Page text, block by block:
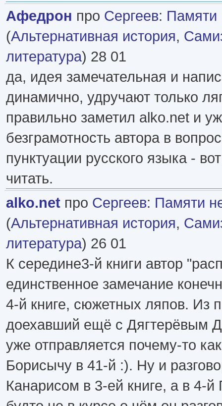
Афедрон про Сергеев: Памяти
(Альтернативная история,
литература) 28 01
да, идея замечательная и
динамично, удручают только
правильно заметил alko.net и
безграмотность автора в
пунктуации русского языка -
читать.
alko.net про Сергеев: Памяти
(Альтернативная история,
литература) 26 01
К середине3-й книги автор
единственное замечание
4-й книге, сюжетных ляпов. Из
доехавший ещё с Дягтерёвым
уже отправляется почему-то
Борисычу в 41-й :). Ну и
Канарисом в 3-ей книге, а в 4-й